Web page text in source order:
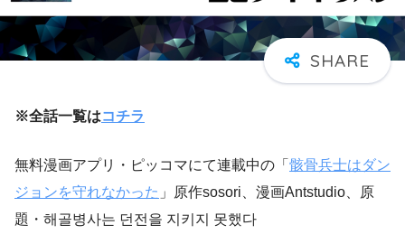
※全話一覧はコチラ
無料漫画アプリ・ピッコマにて連載中の「 骸骨兵士はダン
ジョンを守れなかった 」原作sosori、漫画Antstudio、原
題・해골병사는 던전을 지키지 못했다